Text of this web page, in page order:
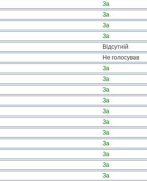
За
За
За
За
Відсутній
Не голосував
За
За
За
За
За
За
За
За
За
За
За